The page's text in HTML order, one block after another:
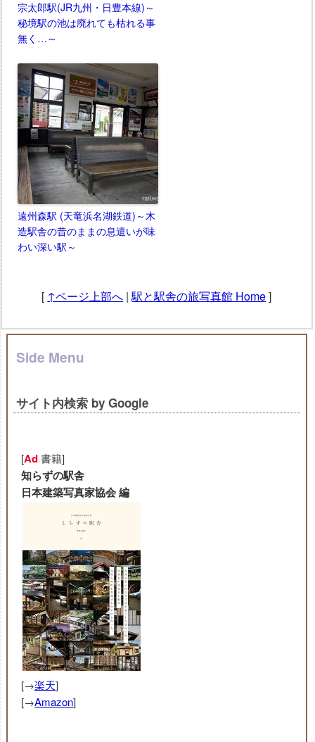
宗太郎駅(JR九州・日豊本線)～
秘境駅の池は廃れても枯れる事
無く…～
遠州森駅 (天竜浜名湖鉄道)～木
造駅舎の昔のままの息遣いが味
わい深い駅～
[ ↑ページ上部へ |駅と駅舎の旅写真館 Home]
Side Menu
サイト内検索 by Google
[Ad書籍]
知らずの駅舎
日本建築写真家協会 編
[→楽天]
[→Amazon]